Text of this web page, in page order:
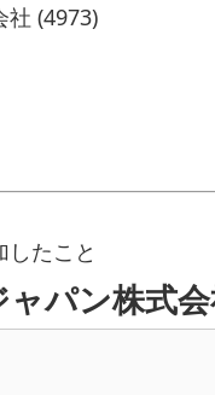
社 (4973)
したこと
パン株式